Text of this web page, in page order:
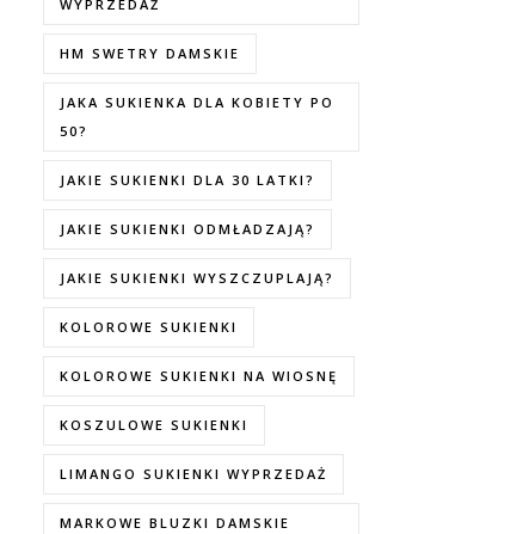
WYPRZEDAŻ
HM SWETRY DAMSKIE
JAKA SUKIENKA DLA KOBIETY PO
50?
JAKIE SUKIENKI DLA 30 LATKI?
JAKIE SUKIENKI ODMŁADZAJĄ?
JAKIE SUKIENKI WYSZCZUPLAJĄ?
KOLOROWE SUKIENKI
KOLOROWE SUKIENKI NA WIOSNĘ
KOSZULOWE SUKIENKI
LIMANGO SUKIENKI WYPRZEDAŻ
MARKOWE BLUZKI DAMSKIE